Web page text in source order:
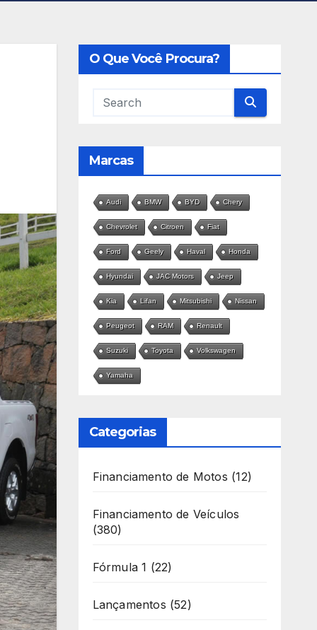
O Que Você Procura?
Marcas
Audi BMW BYD Chery
Chevrolet Citroen Fiat
Ford Geely Haval Honda
Hyundai JAC Motors Jeep
Kia Lifan Mitsubishi Nissan
Peugeot RAM Renault
Suzuki Toyota Volkswagen
Yamaha
Categorias
Financiamento de Motos (12)
Financiamento de Veículos
(380)
Fórmula 1 (22)
Lançamentos (52)